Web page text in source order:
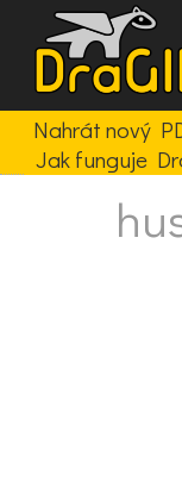
Nahrát nový
Jak funguje